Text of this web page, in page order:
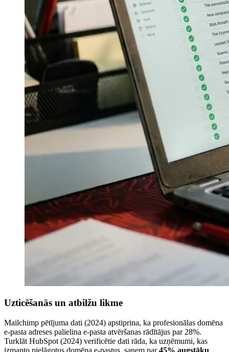
Uzticēšanās un atbilžu likme
Mailchimp pētījuma dati (2024) apstiprina, ka profesionālas domēna
e-pasta adreses palielina e-pasta atvēršanas rādītājus par 28%.
Turklāt HubSpot (2024) verificētie dati rāda, ka uzņēmumi, kas